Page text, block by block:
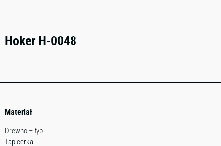
Hoker H-0048
Materiał
Drewno – typ
Tapicerka